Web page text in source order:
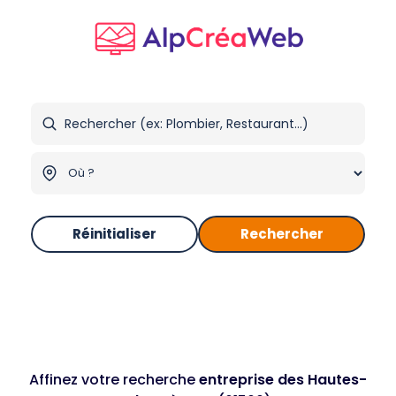
Réinitialiser Rechercher
Affinez votre rechercheentreprise des Hautes-